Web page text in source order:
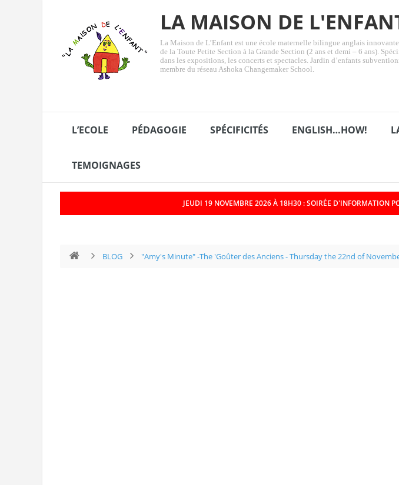
LA MAISON DE
La Maison de L’Enfant est une école maternelle bilingue anglais
de la Toute Petite Section à la Grande Section (2 ans et demi – 6 ans).
dans les expositions, les concerts et spectacles. Jardin d’enfants
membre du réseau Ashoka Changemaker School.
L’ECOLE PÉDAGOGIE SPÉCIFICITÉS ENGLISH…HOW!
TEMOIGNAGES
JEUDI 19 NOVEMBRE 2026 À 18H30 : SOIRÉE D'INFORMATION
BLOG "Amy's Minute" -The 'Goûter des Anciens - Thursday the 22nd of